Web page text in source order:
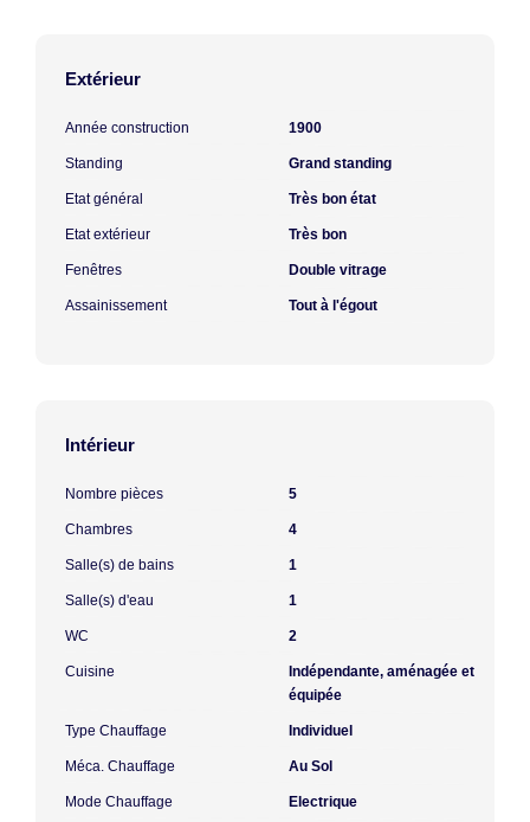
Extérieur
Année construction 1900
Standing Grand standing
Etat général Très bon état
Etat extérieur Très bon
Fenêtres Double vitrage
Assainissement Tout à l'égout
Intérieur
Nombre pièces 5
Chambres 4
Salle(s) de bains 1
Salle(s) d'eau 1
WC 2
Cuisine
Indépendante, aménagée et
équipée
Type Chauffage Individuel
Méca. Chauffage Au Sol
Mode Chauffage Electrique